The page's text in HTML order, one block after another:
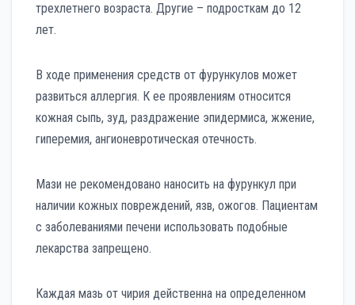
трехлетнего возраста. Другие – подросткам до 12
лет.
В ходе применения средств от фурункулов может
развиться аллергия. К ее проявлениям относится
кожная сыпь, зуд, раздражение эпидермиса, жжение,
гиперемия, ангионевротическая отечность.
Мази не рекомендовано наносить на фурункул при
наличии кожных повреждений, язв, ожогов. Пациентам
с заболеваниями печени использовать подобные
лекарства запрещено.
Каждая мазь от чирия действенна на определенном